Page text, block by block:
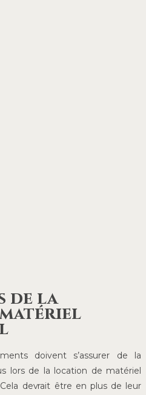
de la
doivent s’assurer de la
lors de la location de matériel
devrait être en plus de leur